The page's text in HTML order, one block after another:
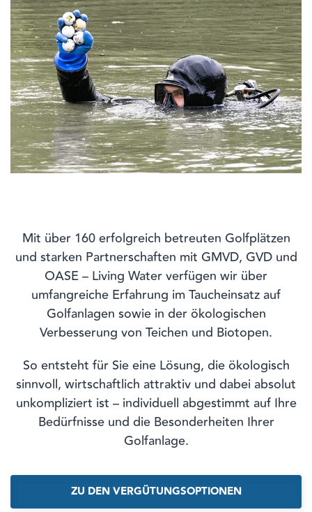
Mit über 160 erfolgreich betreuten Golfplätzen
und starken Partnerschaften mit GMVD, GVD und
OASE – Living Water verfügen wir über
umfangreiche Erfahrung im Taucheinsatz auf
Golfanlagen sowie in der ökologischen
Verbesserung von Teichen und Biotopen.
So entsteht für Sie eine Lösung, die ökologisch
sinnvoll, wirtschaftlich attraktiv und dabei absolut
unkompliziert ist – individuell abgestimmt auf Ihre
Bedürfnisse und die Besonderheiten Ihrer
Golfanlage.
ZU DEN VERGÜTUNGSOPTIONEN